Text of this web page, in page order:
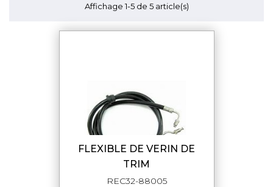
Affichage 1-5 de 5 article(s)
FLEXIBLE DE VERIN DE
TRIM
REC32-88005